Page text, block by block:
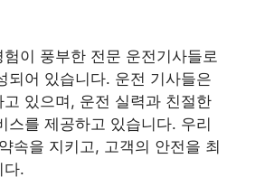
이 풍부한 전문 운전기사들로
되어 있습니다. 운전 기사들은
있으며, 운전 실력과 친절한
스를 제공하고 있습니다. 우리
속을 지키고, 고객의 안전을 최
다.